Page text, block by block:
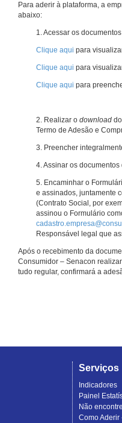
Para aderir à plataforma, a
abaixo:
1. Acessar os
Clique aqui para
Clique aqui para
Clique aqui para
2. Realizar o download
Termo de Adesão e
3. Preencher
4. Assinar os documentos
5. Encaminhar o
e assinados, juntamente
(Contrato Social, por
assinou o Formulário
Responsável legal que
Após o recebimento da
Consumidor – Senacon
tudo regular, confirmará a
Serviços
Indicadores
Painel
Não
Como Aderir